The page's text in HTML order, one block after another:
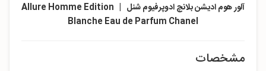
آلور هوم ادیشن بلانچ ادوپرفیوم شنل | Allure Homme Edition
Blanche Eau de Parfum Chanel
مشخصات